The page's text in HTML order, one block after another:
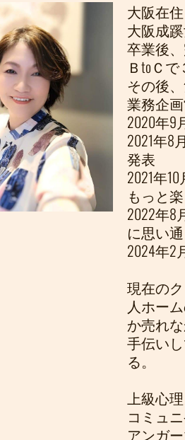
大阪在
大阪成
卒業後
ＢtoＣ
その後
業務企
2020年
2021年
発表
2021年
もっと
2022年
に思い
2024年
現在の
人ホー
か売れ
手伝い
る。
上級心
コミュ
アンガ